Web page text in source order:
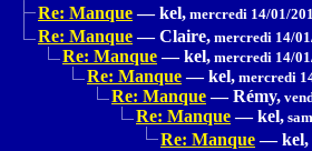
Re: Manque — kel, mercredi 14/01/
Re: Manque — Claire, mercredi 14/
Re: Manque — kel, mercredi 14/
Re: Manque — kel, mercredi
Re: Manque — Rémy,
Re: Manque — kel,
Re: Manque — kel,